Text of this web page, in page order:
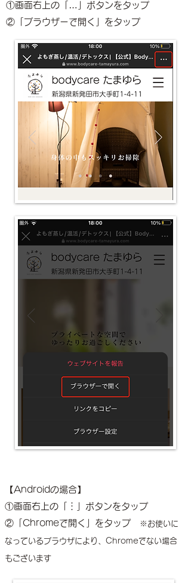
①画面右上の「…」ボタンをタップ
​②「ブラウザーで開く」をタップ
【Androidの場合】
①画面右上の「︙」ボタンをタップ
​②「Chromeで開く」をタップ
※お使いに
なっているブラウザにより、Chromeでない場合
もございます